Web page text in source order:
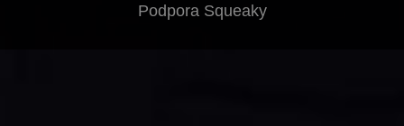
Podpora Squeaky